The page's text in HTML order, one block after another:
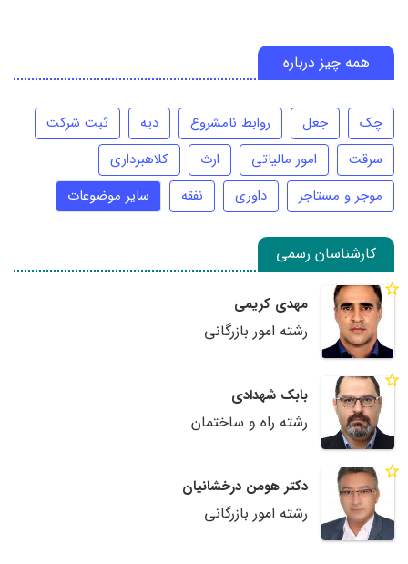
همه چیز درباره
چک جعل روابط نامشروع دیه
ثبت شرکت
سرقت
امور مالیاتی ارث
کلاهبرداری
موجر و مستاجر
داوری نفقه سایر موضوعات
کارشناسان رسمی
مهدی کریمی
رشته امور بازرگانی
بابک شهدادی
رشته راه و ساختمان
دکتر هومن درخشانیان
رشته امور بازرگانی